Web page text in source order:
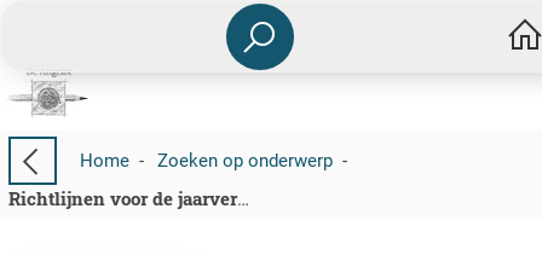
Home- Zoeken op onderwerp-
Richtlijnen voor de jaarverslaggeving voor micro- en kleine rechtspersonen 2026